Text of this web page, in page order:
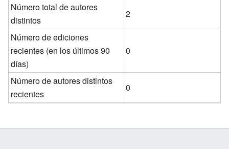
Número total de autores
distintos
2
Número de ediciones
recientes (en los últimos 90
días)
0
Número de autores distintos
recientes
0